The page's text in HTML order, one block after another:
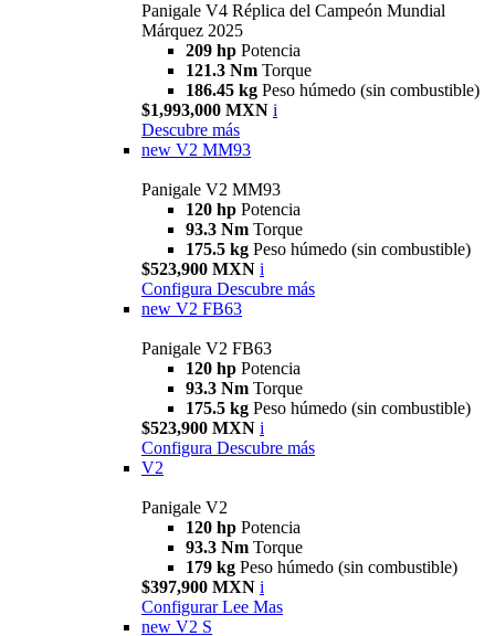
Panigale V4 Réplica del Campeón Mundial
Márquez 2025
209 hp Potencia
121.3 Nm Torque
186.45 kg Peso húmedo (sin combustible)
$1,993,000 MXN i
Descubre más
new V2 MM93
Panigale V2 MM93
120 hp Potencia
93.3 Nm Torque
175.5 kg Peso húmedo (sin combustible)
$523,900 MXN i
Configura Descubre más
new V2 FB63
Panigale V2 FB63
120 hp Potencia
93.3 Nm Torque
175.5 kg Peso húmedo (sin combustible)
$523,900 MXN i
Configura Descubre más
V2
Panigale V2
120 hp Potencia
93.3 Nm Torque
179 kg Peso húmedo (sin combustible)
$397,900 MXN i
Configurar Lee Mas
new V2 S